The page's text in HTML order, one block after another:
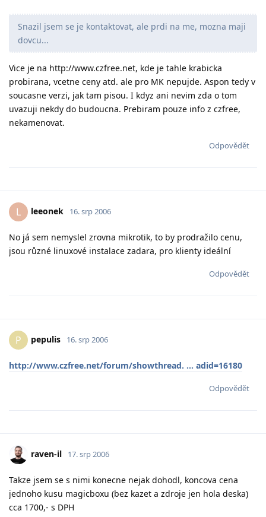
Snazil jsem se je kontaktovat, ale prdi na me, mozna maji
dovcu...
Vice je na http://www.czfree.net, kde je tahle krabicka
probirana, vcetne ceny atd. ale pro MK nepujde. Aspon tedy v
soucasne verzi, jak tam pisou. I kdyz ani nevim zda o tom
uvazuji nekdy do budoucna. Prebiram pouze info z czfree,
nekamenovat.
Odpovědět
L leeonek 16. srp 2006
No já sem nemyslel zrovna mikrotik, to by prodražilo cenu,
jsou různé linuxové instalace zadara, pro klienty ideální
Odpovědět
P pepulis 16. srp 2006
http://www.czfree.net/forum/showthread. ... adid=16180
Odpovědět
raven-il 17. srp 2006
Takze jsem se s nimi konecne nejak dohodl, koncova cena
jednoho kusu magicboxu (bez kazet a zdroje jen hola deska)
cca 1700,- s DPH